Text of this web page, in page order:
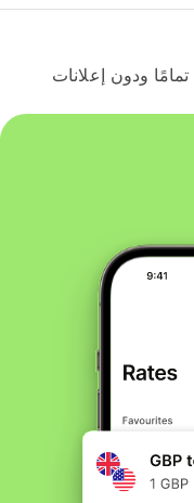
ودون إعلانات